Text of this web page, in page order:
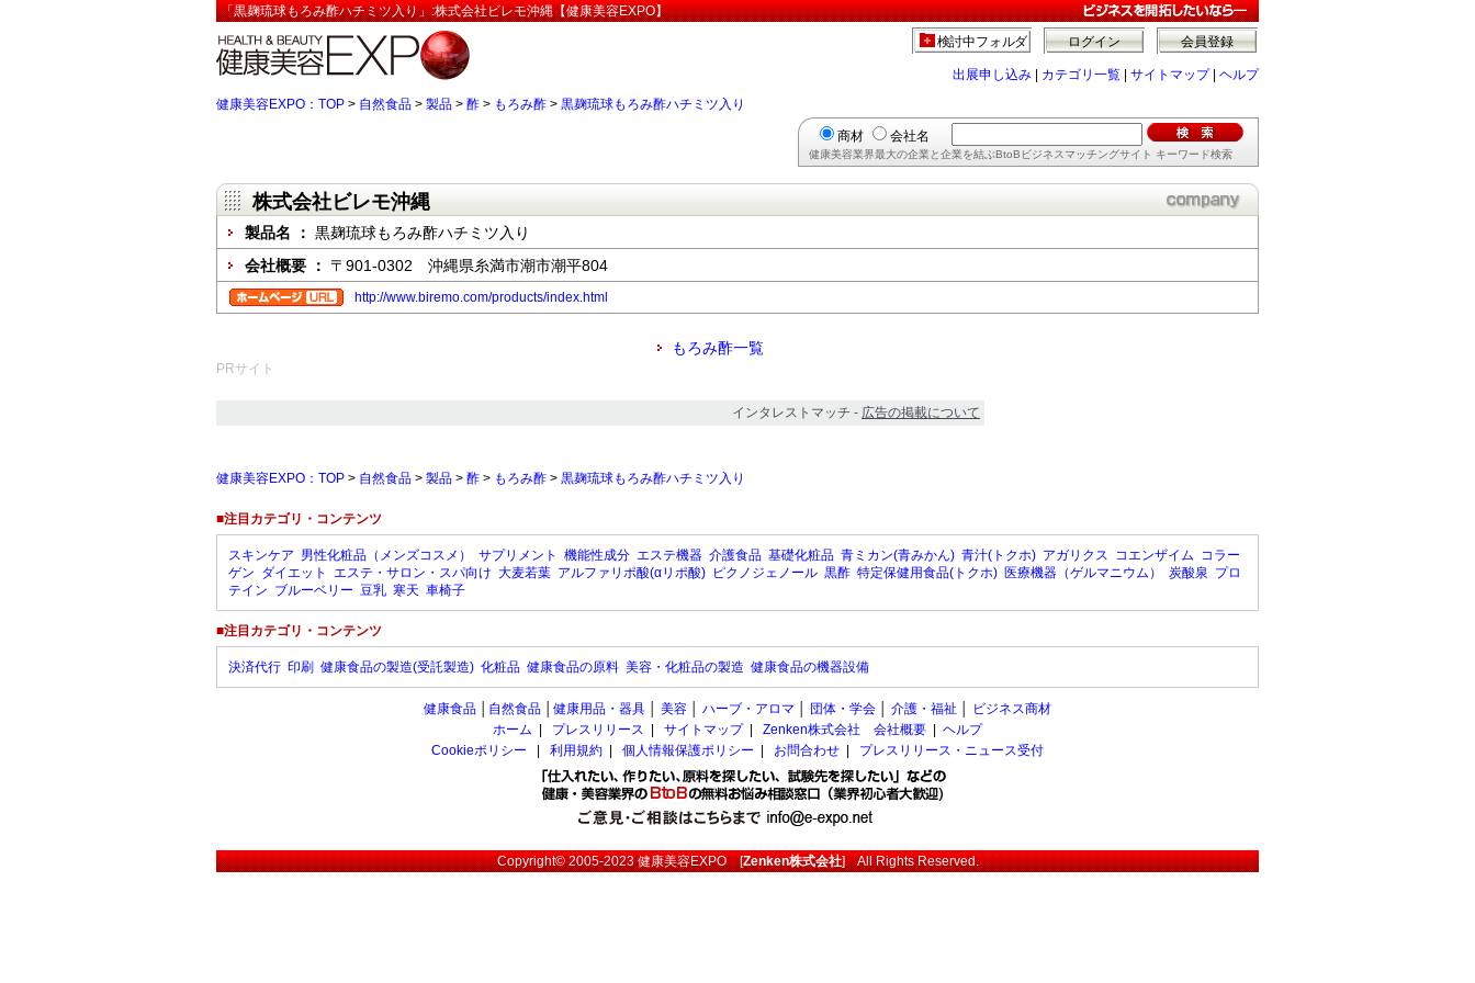
「黒麹琉球もろみ酢ハチミツ入り」:株式会社ビレモ沖縄【健康美容EXPO】
会員登録
ログイン
検討中フォルダ
出展申し込み カテゴリ一覧 サイトマップ| ヘルプ
健康美容EXPO：TOP > 自然食品 > 製品 > 酢 > もろみ酢 > 黒麹琉球もろみ酢ハチミツ入り
商材 会社名
健康美容業界最大の企業と企業を結ぶBtoBビジネスマッチングサイト キーワード検索
株式会社ビレモ沖縄
製品名 ： 黒麹琉球もろみ酢ハチミツ入り
会社概要 ： 〒901-0302 沖縄県糸満市潮市潮平804
http://www.biremo.com/products/index.html
もろみ酢一覧
PRサイト
インタレストマッチ - 広告の掲載について
健康美容EXPO：TOP > 自然食品 > 製品 > 酢 > もろみ酢 > 黒麹琉球もろみ酢ハチミツ入り
■注目カテゴリ・コンテンツ
スキンケア 男性化粧品（メンズコスメ） サプリメント 機能性成分 エステ機器 介護食品 基礎化粧品 青ミカン(青みかん) 青汁(トクホ) アガリクス コエンザイム コラー
ゲン ダイエット エステ・サロン・スパ向け 大麦若葉 アルファリポ酸(αリポ酸) ピクノジェノール 黒酢 特定保健用食品(トクホ) 医療機器（ゲルマニウム） 炭酸泉 プロ
テイン ブルーベリー 豆乳 寒天 車椅子
■注目カテゴリ・コンテンツ
決済代行 印刷 健康食品の製造(受託製造) 化粧品 健康食品の原料 美容・化粧品の製造 健康食品の機器設備
健康食品 自然食品 健康用品・器具 美容 ハーブ・アロマ 団体・学会 介護・福祉
ビジネス商材
ホーム
プレスリリース サイトマップ| Zenken株式会社 会社概要
ヘルプ
Cookieポリシー
利用規約 個人情報保護ポリシー お問合わせ プレスリリース・ニュース受付
Copyright© 2005-2023健康美容EXPO[Zenken株式会社] All Rights Reserved.